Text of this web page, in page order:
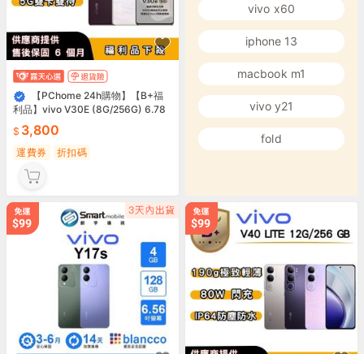
【PChome 24h購物】【B+福
利品】vivo V30E (8G/256G) 6.78
3,800
運費券 折扣碼
vivo x60
iphone 13
macbook m1
vivo y21
fold